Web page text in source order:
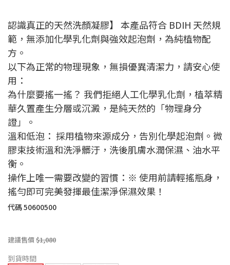
認識真正的天然洗顏凝膠】 本產品符合 BDIH 天然規
範，無添加化學乳化劑與強效起泡劑，為純植物配
方。
以下為正常的物理現象，無損優異清潔力，請安心使
用：
為什麼要搖一搖？ 我們拒絕人工化學乳化劑，植萃精
華久置產生分層或沉澱，是純天然的「物理身分
證」。
溫和低泡： 採用植物來源成分，告別化學起泡劑。微
膠束技術溫和洗淨髒汙，洗後肌膚水潤保濕、油水平
衡。
操作上唯一需要改變的習慣：※ 使用前請輕搖瓶身，
搖勻即可完美發揮最佳潔淨保濕效果！
代碼50600500
建議售價$1,080
到貨時間